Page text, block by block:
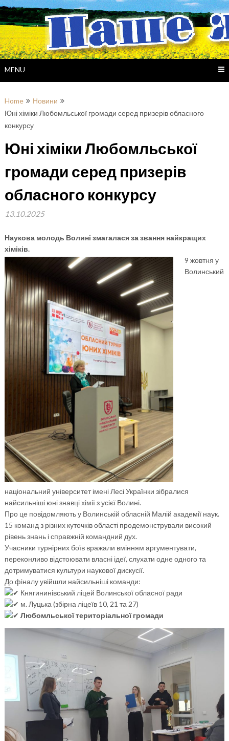
Skip
to
content
MENU
Home
Новини
Юні хіміки Любомльської громади серед призерів обласного
конкурсу
Юні хіміки Любомльської
громади серед призерів
обласного конкурсу
13.10.2025
Наукова молодь Волині змагалася за звання найкращих
хіміків.
9 жовтня у
Волинський
національний університет імені Лесі Українки зібралися
найсильніші юні знавці хімії з усієї Волині.
Про це повідомляють у Волинській обласній Малій академії наук.
15 команд з різних куточків області продемонстрували високий
рівень знань і справжній командний дух.
Учасники турнірних боїв вражали вмінням аргументувати,
переконливо відстоювати власні ідеї, слухати одне одного та
дотримуватися культури наукової дискусії.
До фіналу увійшли найсильніші команди:
Княгининівський ліцей Волинської обласної ради
м. Луцька (збірна ліцеїв 10, 21 та 27)
Любомльської територіальної громади